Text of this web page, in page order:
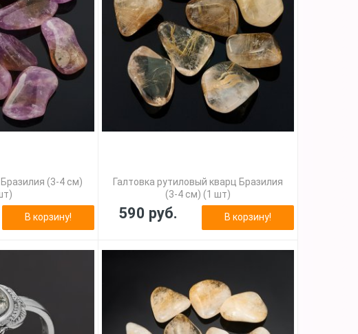
(3-4 см)
В корзину!
Галтовка рутиловый кварц Бразилия
(3-4 см) (1 шт)
590 руб. В корзину!